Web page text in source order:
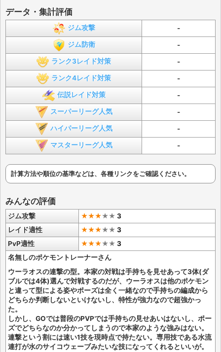
データ・集計評価
ジム攻撃 -
ジム防衛 -
ランク3レイド対策 -
ランク4レイド対策 -
伝説レイド対策 -
スーパーリーグ人気 -
ハイパーリーグ人気 -
マスターリーグ人気 -
計算方法や順位の基準などは、各種リンクをご確認ください。
みんなの評価
ジム攻撃 ★★★★★ 3
レイド適性
★★★★★ 3
PvP適性
★★★★★ 3
名無しのポケモントレーナーさん
ウーラオスの連撃の型。本家の対戦は手持ちを見せあって3体(ダ
ブルでは4体)選んで対戦するのだが、ウーラオスは他のポケモン
と違って型による姿やポーズは全く一緒なので手持ちの編成から
どちらか判断しないといけないし、特性が強力なので超強かっ
た。
しかし、GOでは普段のPVPでは手持ちの見せあいはないし、ポー
ズでどちらなのか分かってしまうので本家のような強みはない。
連撃という割には速い1技を現時点で持たない。専用技である水流
連打が水のサイコウェーブみたいな技になってくれるといいが。